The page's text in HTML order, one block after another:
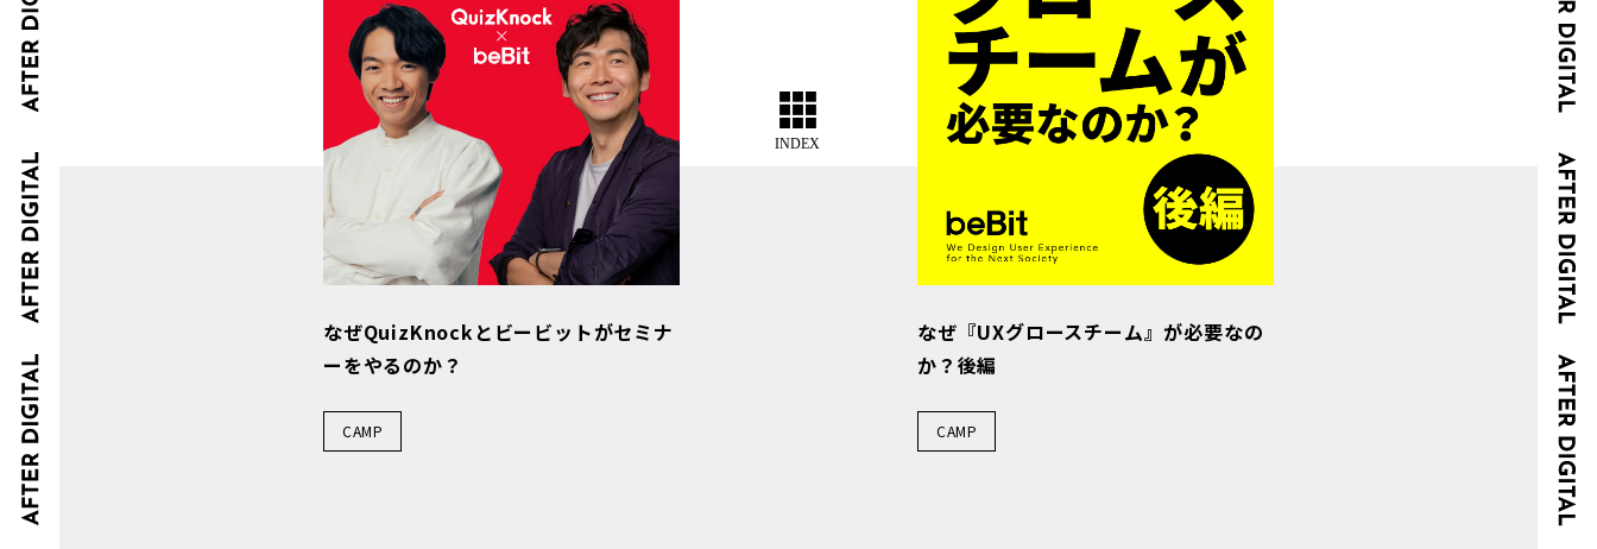
なぜQuizKnockとビービットがセミナ
ーをやるのか？
CAMP
なぜ『UXグロースチーム』が必要なの
か？後編
CAMP